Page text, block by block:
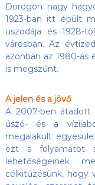
Dorogon nagy
1923-ban itt épült
uszodája és 1928-
városban. Az
azonban az 1980-
is megszűnt.
A jelen és a jövő
A 2007-ben átadott
úszó- és a
megalakult
ezt a folyamatot
lehetőségeinek
célkitűzésünk, hogy